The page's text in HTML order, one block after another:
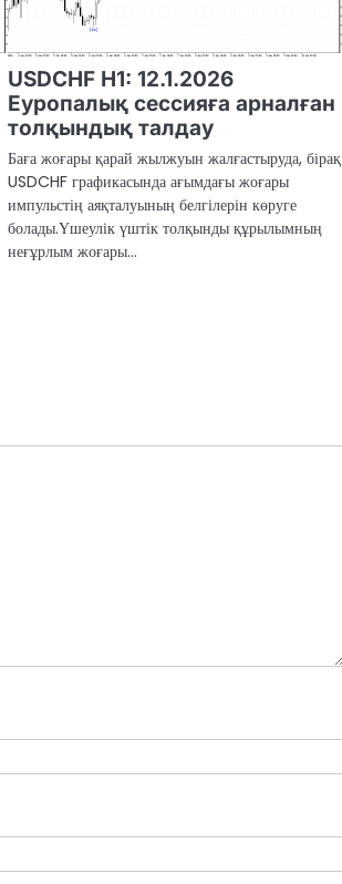
USDCHF H1: 12.1.2026
Еуропалық сессияға арналған
толқындық талдау
Баға жоғары қарай жылжуын жалғастыруда, бірақ
USDCHF графикасында ағымдағы жоғары
импульстің аяқталуының белгілерін көруге
болады.Үшеулік үштік толқынды құрылымның
неғұрлым жоғары…